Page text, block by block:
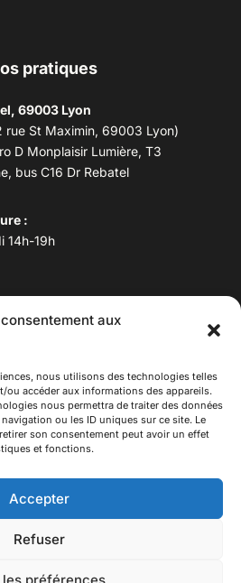
aux
nous utilisons des technologies telles
ou accéder aux informations des appareils.
nous permettra de traiter des données
ou les ID uniques sur ce site. Le
son consentement peut avoir un effet
et fonctions.
Accepter
Refuser
les préférences
pratiques
69003 Lyon
rue St Maximin, 69003 Lyon)
D Monplaisir Lumière, T3
bus C16 Dr Rebatel
:
14h-19h
53 06 40